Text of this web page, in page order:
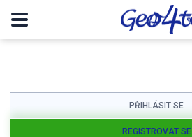
PŘIHLÁSIT SE
REGISTROVAT SE